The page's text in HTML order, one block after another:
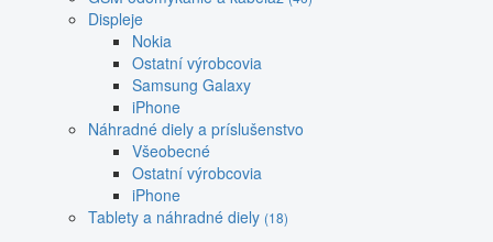
Displeje
Nokia
Ostatní výrobcovia
Samsung Galaxy
iPhone
Náhradné diely a príslušenstvo
Všeobecné
Ostatní výrobcovia
iPhone
Tablety a náhradné diely (18)